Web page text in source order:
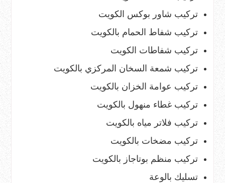
تركيب شاور بوكس الكويت
تركيب شفاط الحمام بالكويت
تركيب شفاطات الكويت
تركيب شمعة السخان المركزي بالكويت
تركيب عوامة الخزان بالكويت
تركيب غطاء منهول بالكويت
تركيب فلاتر مياه بالكويت
تركيب مضخات بالكويت
تركيب منظم بوتاجاز بالكويت
تسليك بالوعة